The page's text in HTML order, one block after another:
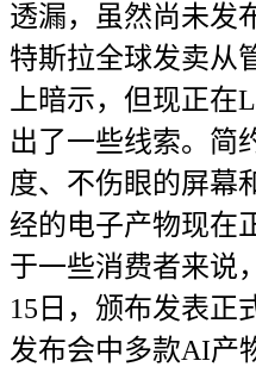
透漏，虽然尚未发
特斯拉全球发卖从
上暗示，但现正在
出了一些线索。简
度、不伤眼的屏幕
经的电子产物现在
于一些消费者来说
15日，颁布发表正
发布会中多款AI产